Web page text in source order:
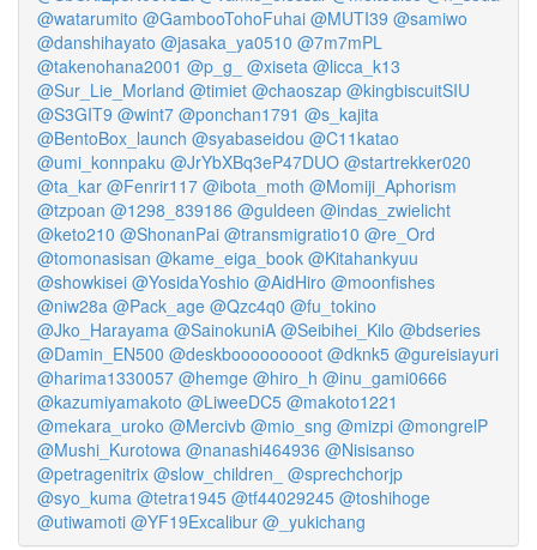
@watarumito @GambooTohoFuhai @MUTI39 @samiwo
@danshihayato @jasaka_ya0510 @7m7mPL
@takenohana2001 @p_g_ @xiseta @licca_k13
@Sur_Lie_Morland @timiet @chaoszap @kingbiscuitSIU
@S3GIT9 @wint7 @ponchan1791 @s_kajita
@BentoBox_launch @syabaseidou @C11katao
@umi_konnpaku @JrYbXBq3eP47DUO @startrekker020
@ta_kar @Fenrir117 @ibota_moth @Momiji_Aphorism
@tzpoan @1298_839186 @guldeen @indas_zwielicht
@keto210 @ShonanPai @transmigratio10 @re_Ord
@tomonasisan @kame_eiga_book @Kitahankyuu
@showkisei @YosidaYoshio @AidHiro @moonfishes
@niw28a @Pack_age @Qzc4q0 @fu_tokino
@Jko_Harayama @SainokuniA @Seibihei_Kilo @bdseries
@Damin_EN500 @deskbooooooooot @dknk5 @gureisiayuri
@harima1330057 @hemge @hiro_h @inu_gami0666
@kazumiyamakoto @LiweeDC5 @makoto1221
@mekara_uroko @Mercivb @mio_sng @mizpi @mongrelP
@Mushi_Kurotowa @nanashi464936 @Nisisanso
@petragenitrix @slow_children_
@sprechchorjp
@syo_kuma @tetra1945 @tf44029245 @toshihoge
@utiwamoti @YF19Excalibur @_yukichang